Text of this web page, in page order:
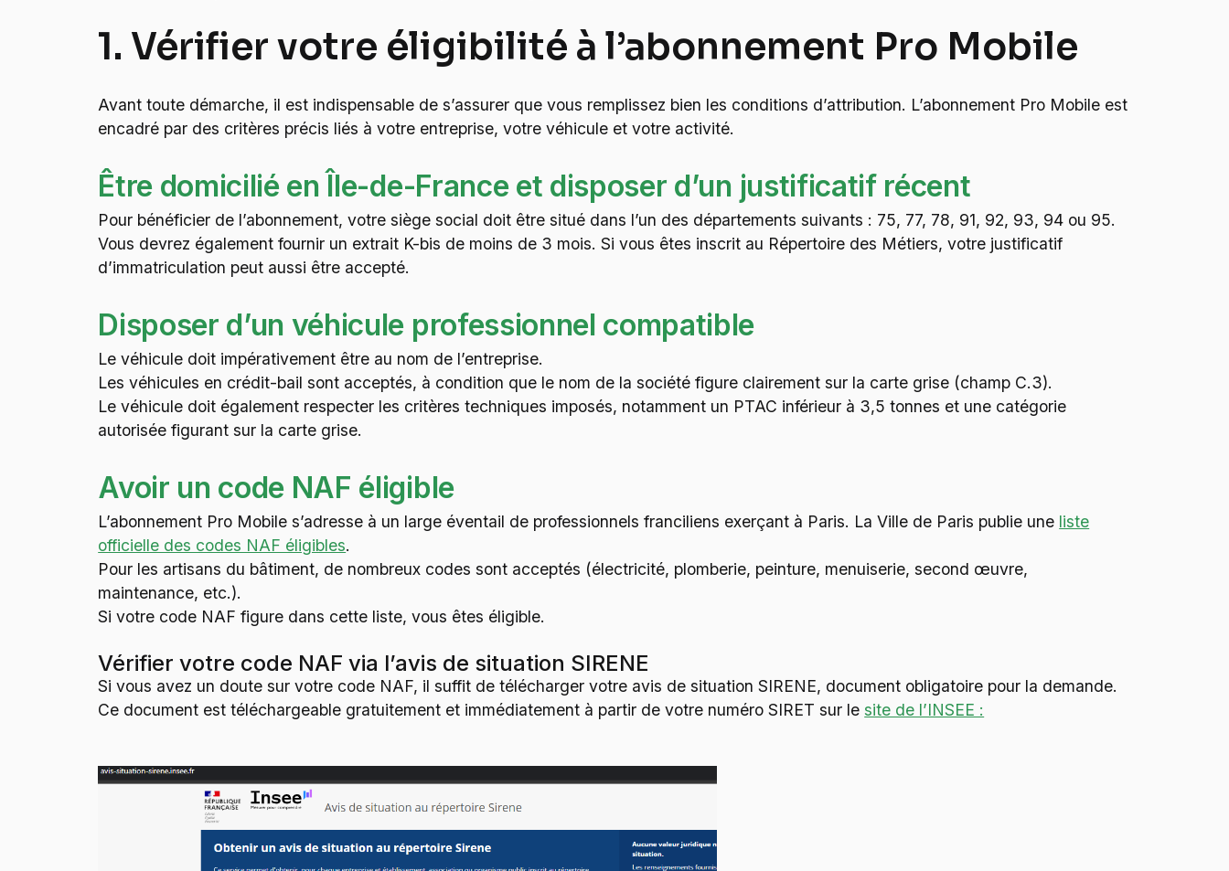
1. Vérifier votre éligibilité à l’abonnement Pro Mobile
Avant toute démarche, il est indispensable de s’assurer que vous remplissez bien les conditions d’attribution. L’abonnement Pro Mobile est
encadré par des critères précis liés à votre entreprise, votre véhicule et votre activité.
Être domicilié en Île-de-France et disposer d’un justificatif récent
Pour bénéficier de l’abonnement, votre siège social doit être situé dans l’un des départements suivants : 75, 77, 78, 91, 92, 93, 94 ou 95.
Vous devrez également fournir un extrait K-bis de moins de 3 mois. Si vous êtes inscrit au Répertoire des Métiers, votre justificatif
d’immatriculation peut aussi être accepté.
Disposer d’un véhicule professionnel compatible
Le véhicule doit impérativement être au nom de l’entreprise.
Les véhicules en crédit-bail sont acceptés, à condition que le nom de la société figure clairement sur la carte grise (champ C.3).
Le véhicule doit également respecter les critères techniques imposés, notamment un PTAC inférieur à 3,5 tonnes et une catégorie
autorisée figurant sur la carte grise.
Avoir un code NAF éligible
L’abonnement Pro Mobile s’adresse à un large éventail de professionnels franciliens exerçant à Paris. La Ville de Paris publie une liste
officielle des codes NAF éligibles.
Pour les artisans du bâtiment, de nombreux codes sont acceptés (électricité, plomberie, peinture, menuiserie, second œuvre,
maintenance, etc.).
Si votre code NAF figure dans cette liste, vous êtes éligible.
Vérifier votre code NAF via l’avis de situation SIRENE
Si vous avez un doute sur votre code NAF, il suffit de télécharger votre avis de situation SIRENE, document obligatoire pour la demande.
Ce document est téléchargeable gratuitement et immédiatement à partir de votre numéro SIRET sur lesite de l’INSEE :